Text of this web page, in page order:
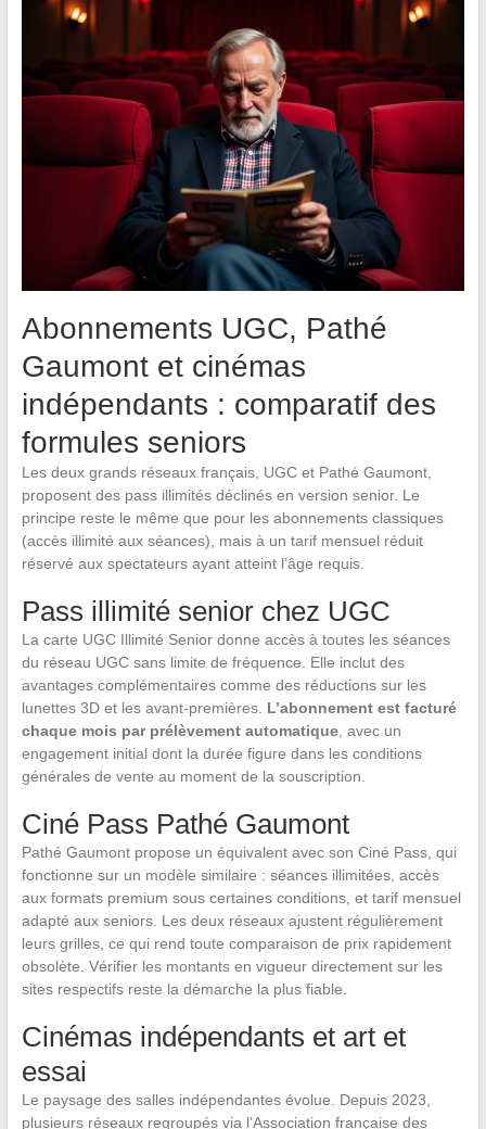
Abonnements UGC, Pathé
Gaumont et cinémas
indépendants : comparatif des
formules seniors
Les deux grands réseaux français, UGC et Pathé Gaumont,
proposent des pass illimités déclinés en version senior. Le
principe reste le même que pour les abonnements classiques
(accès illimité aux séances), mais à un tarif mensuel réduit
réservé aux spectateurs ayant atteint l’âge requis.
Pass illimité senior chez UGC
La carte UGC Illimité Senior donne accès à toutes les séances
du réseau UGC sans limite de fréquence. Elle inclut des
avantages complémentaires comme des réductions sur les
lunettes 3D et les avant-premières. L’abonnement est facturé
chaque mois par prélèvement automatique, avec un
engagement initial dont la durée figure dans les conditions
générales de vente au moment de la souscription.
Ciné Pass Pathé Gaumont
Pathé Gaumont propose un équivalent avec son Ciné Pass, qui
fonctionne sur un modèle similaire : séances illimitées, accès
aux formats premium sous certaines conditions, et tarif mensuel
adapté aux seniors. Les deux réseaux ajustent régulièrement
leurs grilles, ce qui rend toute comparaison de prix rapidement
obsolète. Vérifier les montants en vigueur directement sur les
sites respectifs reste la démarche la plus fiable.
Cinémas indépendants et art et
essai
Le paysage des salles indépendantes évolue. Depuis 2023,
plusieurs réseaux regroupés via l’Association française des